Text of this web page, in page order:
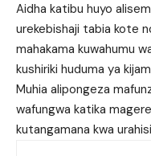
Aidha katibu huyo
urekebishaji tabia kote
mahakama kuwahumu
kushiriki huduma ya
Muhia alipongeza
wafungwa katika
kutangamana kwa